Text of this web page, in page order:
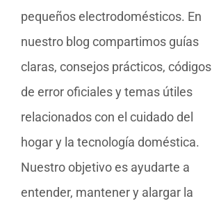
pequeños electrodomésticos. En
nuestro blog compartimos guías
claras, consejos prácticos, códigos
de error oficiales y temas útiles
relacionados con el cuidado del
hogar y la tecnología doméstica.
Nuestro objetivo es ayudarte a
entender, mantener y alargar la